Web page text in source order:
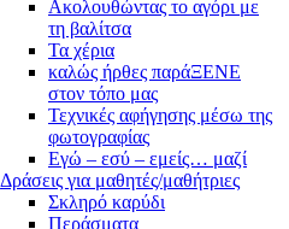
Ακολουθώντας το αγόρι με
τη βαλίτσα
Τα χέρια
καλώς ήρθες παράΞΕΝΕ
στον τόπο μας
Τεχνικές αφήγησης μέσω της
φωτογραφίας
Εγώ – εσύ – εμείς… μαζί
Δράσεις για μαθητές/μαθήτριες
Σκληρό καρύδι
Περάσματα